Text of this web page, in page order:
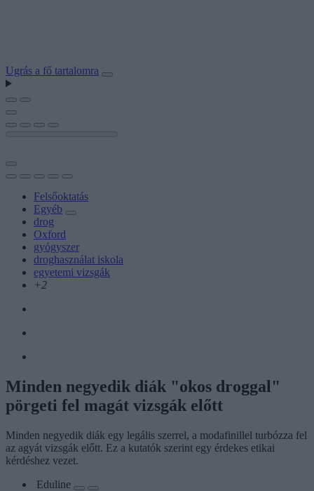
Ugrás a fő tartalomra
Felsőoktatás
Egyéb
drog
Oxford
gyógyszer
droghasználat iskola
egyetemi vizsgák
+2
Minden negyedik diák "okos droggal"
pörgeti fel magát vizsgák előtt
Minden negyedik diák egy legális szerrel, a modafinillel turbózza fel
az agyát vizsgák előtt. Ez a kutatók szerint egy érdekes etikai
kérdéshez vezet.
Eduline